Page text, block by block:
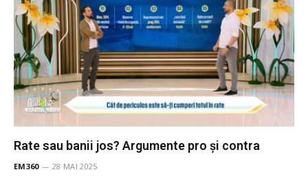
Rate sau banii jos? Argumente pro și contra
EM360 28 MAI 2025